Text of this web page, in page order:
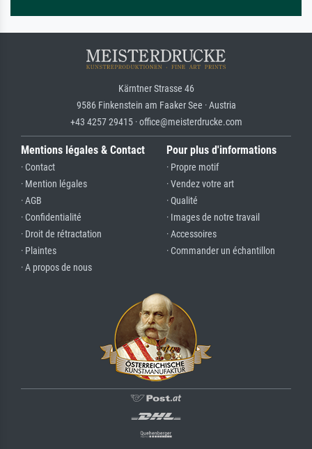
Kärntner Strasse 46
9586 Finkenstein am Faaker See · Austria
+43 4257 29415 · office@meisterdrucke.com
Mentions légales & Contact
· Contact
· Mention légales
· AGB
· Confidentialité
· Droit de rétractation
· Plaintes
· A propos de nous
Pour plus d'informations
· Propre motif
· Vendez votre art
· Qualité
· Images de notre travail
· Accessoires
· Commander un échantillon